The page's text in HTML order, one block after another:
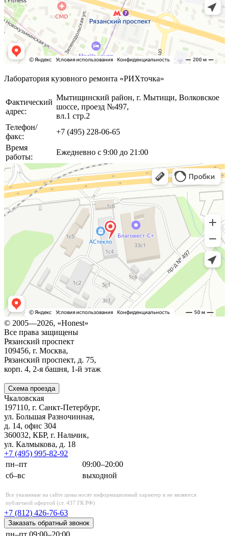
Лаборатория кузовного ремонта «РИХточка»
Фактический
адрес:
Мытищинский район, г. Мытищи, Волковское
шоссе, проезд №497,
вл.1 стр.2
Телефон/
факс:
+7 (495) 228-06-65
Время
работы:
Ежедневно с 9:00 до 21:00
© 2005—2026, «Honest»
Все права защищены
Рязанский проспект
109456, г. Москва,
Рязанский проспект, д. 75,
корп. 4, 2-я башня, 1-й этаж
Схема проезда
Чкаловская
197110, г. Санкт-Петербург,
ул. Большая Разночинная,
д. 14, офис 304
360032, КБР, г. Нальчик,
ул. Калмыкова, д. 18
+7 (495) 995-82-92
пн–пт
09:00–20:00
сб–вс
выходной
Все указанные на сайте цены носят информационный характер и не являются
публичной офертой (ст. 437 ГК РФ)
+7 (812) 426-76-63
Заказать обратный звонок
пн–пт 09:00–20:00